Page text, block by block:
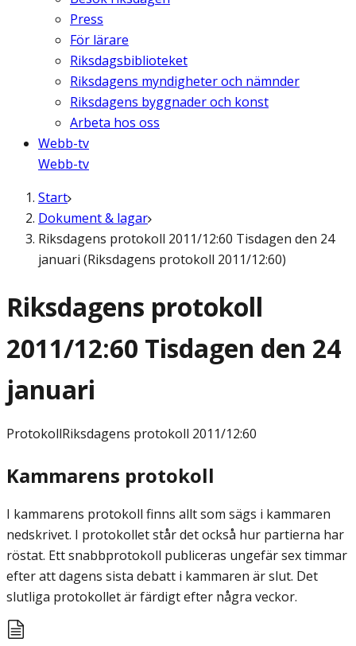
Press
För lärare
Riksdagsbiblioteket
Riksdagens myndigheter och nämnder
Riksdagens byggnader och konst
Arbeta hos oss
Webb-tv
Webb-tv
Start
Dokument & lagar
Riksdagens protokoll 2011/12:60 Tisdagen den 24
januari (Riksdagens protokoll 2011/12:60)
Riksdagens protokoll
2011/12:60 Tisdagen den 24
januari
ProtokollRiksdagens protokoll 2011/12:60
Kammarens protokoll
I kammarens protokoll finns allt som sägs i kammaren
nedskrivet. I protokollet står det också hur partierna har
röstat. Ett snabbprotokoll publiceras ungefär sex timmar
efter att dagens sista debatt i kammaren är slut. Det
slutliga protokollet är färdigt efter några veckor.